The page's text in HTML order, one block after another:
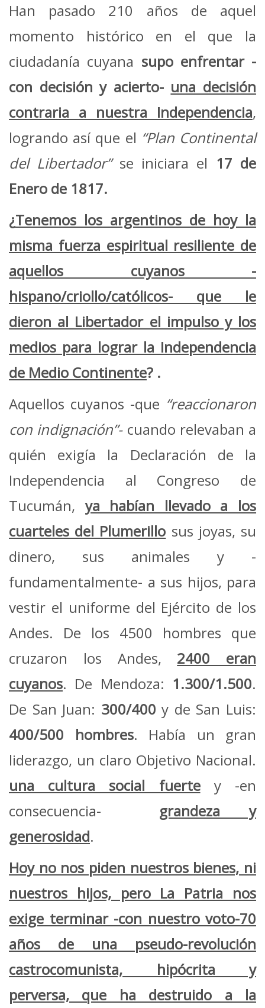
Han pasado 210 años de aquel
momento histórico en el que la
ciudadanía cuyana supo enfrentar -
con decisión y acierto- una decisión
contraria a nuestra Independencia,
logrando así que el “Plan Continental
del Libertador”se iniciara el 17 de
Enero de 1817.
¿Tenemos los argentinos de hoy la
misma fuerza espiritual resiliente de
aquellos cuyanos -
hispano/criollo/católicos- que le
dieron al Libertador el impulso y los
medios para lograr la Independencia
de Medio Continente? .
Aquellos cuyanos -que “reaccionaron
con indignación”-cuando relevaban a
quién exigía la Declaración de la
Independencia al Congreso de
Tucumán,ya habían llevado a los
cuarteles del Plumerillo sus joyas, su
dinero, sus animales y -
fundamentalmente- a sus hijos, para
vestir el uniforme del Ejército de los
Andes. De los 4500 hombres que
cruzaron los Andes, 2400 eran
cuyanos. De Mendoza: 1.300/1.500.
De San Juan: 300/400y de San Luis:
400/500 hombres. Había un gran
liderazgo, un claro Objetivo Nacional.
una cultura social fuertey -en
consecuencia- grandeza y
generosidad.
Hoy no nos piden nuestros bienes, ni
nuestros hijos, pero La Patria nos
exige terminar -con nuestro voto-70
años de una pseudo-revolución
castrocomunista, hipócrita y
perversa, que ha destruido a la